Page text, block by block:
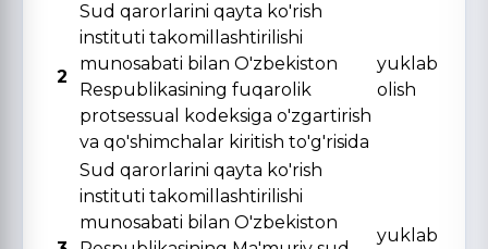
2
Sud qarorlarini qayta ko'rish
instituti takomillashtirilishi
munosabati bilan O'zbekiston
Respublikasining fuqarolik
protsessual kodeksiga o'zgartirish
va qo'shimchalar kiritish to'g'risida
yuklab
olish
Sud qarorlarini qayta ko'rish
instituti takomillashtirilishi
munosabati bilan O'zbekiston
yuklab